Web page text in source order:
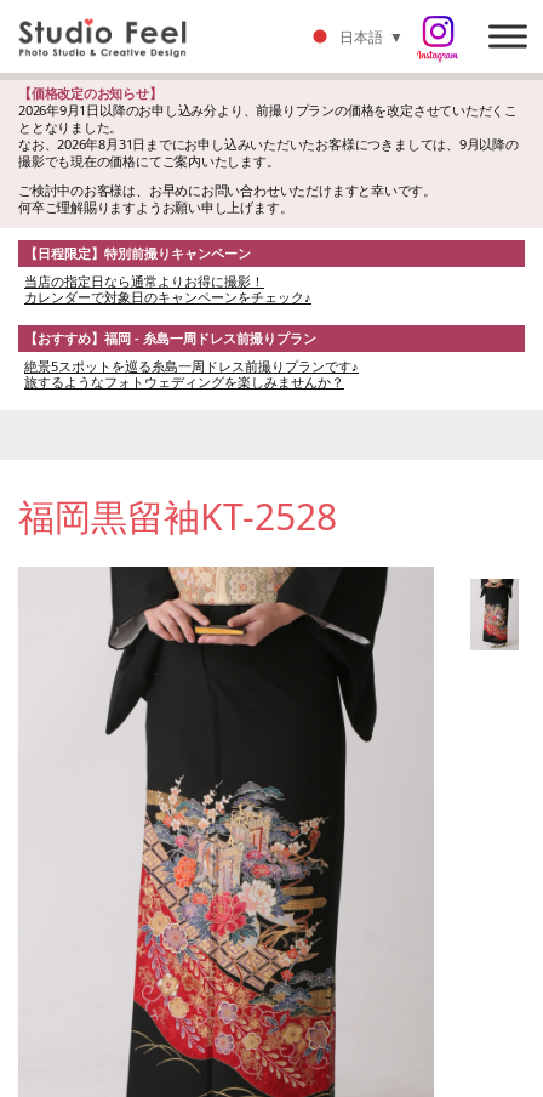
【価格改定のお知らせ】
2026年9月1日以降のお申し込み分より、前撮りプランの価格を改定させていただくこ
ととなりました。
なお、2026年8月31日までにお申し込みいただいたお客様につきましては、9月以降の
撮影でも現在の価格にてご案内いたします。
ご検討中のお客様は、お早めにお問い合わせいただけますと幸いです。
何卒ご理解賜りますようお願い申し上げます。
【日程限定】特別前撮りキャンペーン
当店の指定日なら通常よりお得に撮影！
カレンダーで対象日のキャンペーンをチェック♪
【おすすめ】福岡 - 糸島一周ドレス前撮りプラン
絶景5スポットを巡る糸島一周ドレス前撮りプランです♪
旅するようなフォトウェディングを楽しみませんか？
福岡黒留袖KT-2528
日本語 ▼